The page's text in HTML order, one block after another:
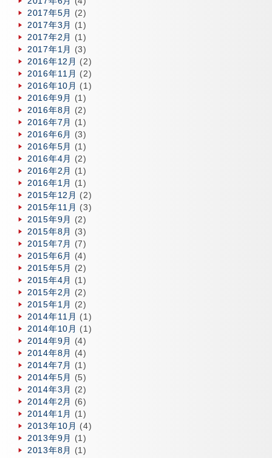
2017年5月
(2)
2017年3月
(1)
2017年2月
(1)
2017年1月
(3)
2016年12月 (2)
2016年11月 (2)
2016年10月 (1)
2016年9月
(1)
2016年8月
(2)
2016年7月
(1)
2016年6月
(3)
2016年5月
(1)
2016年4月
(2)
2016年2月
(1)
2016年1月
(1)
2015年12月 (2)
2015年11月 (3)
2015年9月
(2)
2015年8月
(3)
2015年7月
(7)
2015年6月
(4)
2015年5月
(2)
2015年4月
(1)
2015年2月
(2)
2015年1月
(2)
2014年11月 (1)
2014年10月 (1)
2014年9月
(4)
2014年8月
(4)
2014年7月
(1)
2014年5月
(5)
2014年3月
(2)
2014年2月
(6)
2014年1月
(1)
2013年10月 (4)
2013年9月
(1)
2013年8月
(1)